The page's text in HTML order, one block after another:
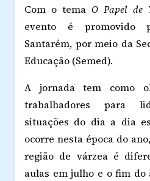
Com o tema O Papel de
evento é promovido
Santarém, por meio da
Educação (Semed).
A jornada tem como
trabalhadores para
situações do dia a dia
ocorre nesta época do
região de várzea é
aulas em julho e o fim do